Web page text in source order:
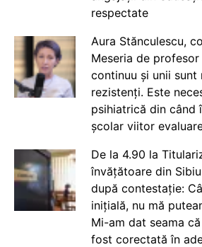
respectate
Aura Stănculescu,
Meseria de
continuu și unii sunt
rezistenți. Este
psihiatrică din când
școlar viitor
De la 4.90 la
învățătoare din
după contestație:
inițială, nu mă
Mi-am dat seama
fost corectată în